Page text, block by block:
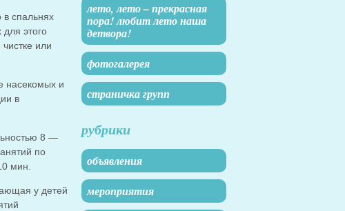
спальнях
этого
или
насекомых и
в
8 —
по
мин.
у детей
лето, лето – прекрасная
пора! любит лето наша
детвора!
фотогалерея
страничка групп
рубрики
объявления
мероприятия